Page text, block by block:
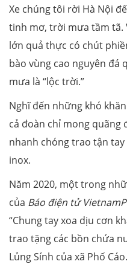
Xe chúng tôi rời Hà Nội
tinh mơ, trời mưa tầm tã.
lớn quả thực có chút
bào vùng cao nguyên đá
mưa là “lộc trời.”
Nghĩ đến những khó
cả đoàn chỉ mong quãng
nhanh chóng trao tận
inox.
Năm 2020, một trong
của Báo điện tử
“Chung tay xoa dịu cơn
trao tặng các bồn chứa
Lủng Sính của xã Phố Cáo.